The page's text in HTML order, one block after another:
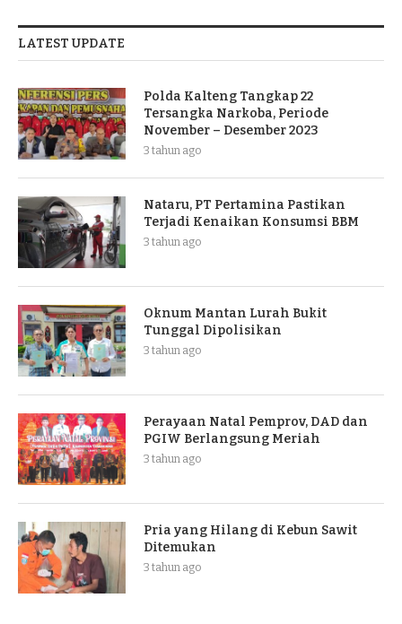
LATEST UPDATE
Polda Kalteng Tangkap 22
Tersangka Narkoba, Periode
November – Desember 2023
3 tahun ago
Nataru, PT Pertamina Pastikan
Terjadi Kenaikan Konsumsi BBM
3 tahun ago
Oknum Mantan Lurah Bukit
Tunggal Dipolisikan
3 tahun ago
Perayaan Natal Pemprov, DAD dan
PGIW Berlangsung Meriah
3 tahun ago
Pria yang Hilang di Kebun Sawit
Ditemukan
3 tahun ago